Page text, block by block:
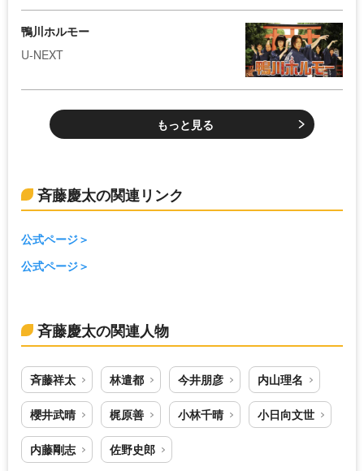
鴨川ホルモー
U-NEXT
もっと見る
斉藤慶太の関連リンク
公式ページ
公式ページ
斉藤慶太の関連人物
斉藤祥太 林遣都 今井朋彦 内山理名
櫻井武晴 梶原善 小林千晴 小日向文世
内藤剛志 佐野史郎